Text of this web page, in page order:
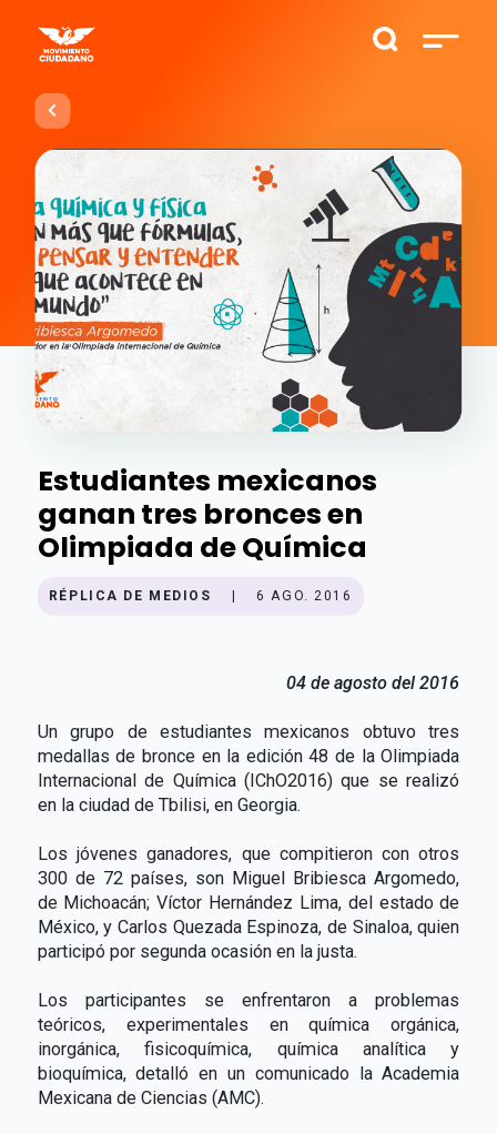
Estudiantes mexicanos
ganan tres bronces en
Olimpiada de Química
RÉPLICA DE MEDIOS 6 AGO. 2016
04 de agosto del 2016
Un grupo de estudiantes mexicanos obtuvo tres
medallas de bronce en la edición 48 de la Olimpiada
Internacional de Química (IChO2016) que se realizó
en la ciudad de Tbilisi, en Georgia.
Los jóvenes ganadores, que compitieron con otros
300 de 72 países, son Miguel Bribiesca Argomedo,
de Michoacán; Víctor Hernández Lima, del estado de
México, y Carlos Quezada Espinoza, de Sinaloa, quien
participó por segunda ocasión en la justa.
Los participantes se enfrentaron a problemas
teóricos, experimentales en química orgánica,
inorgánica, fisicoquímica, química analítica y
bioquímica, detalló en un comunicado la Academia
Mexicana de Ciencias (AMC).